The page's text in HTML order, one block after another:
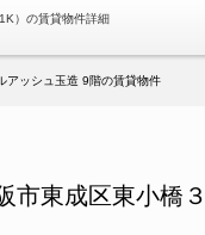
）の賃貸物件詳細
アッシュ玉造 9階の賃貸物件
市東成区東小橋